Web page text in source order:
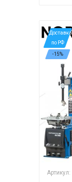
*Доставка
по РФ
-15%